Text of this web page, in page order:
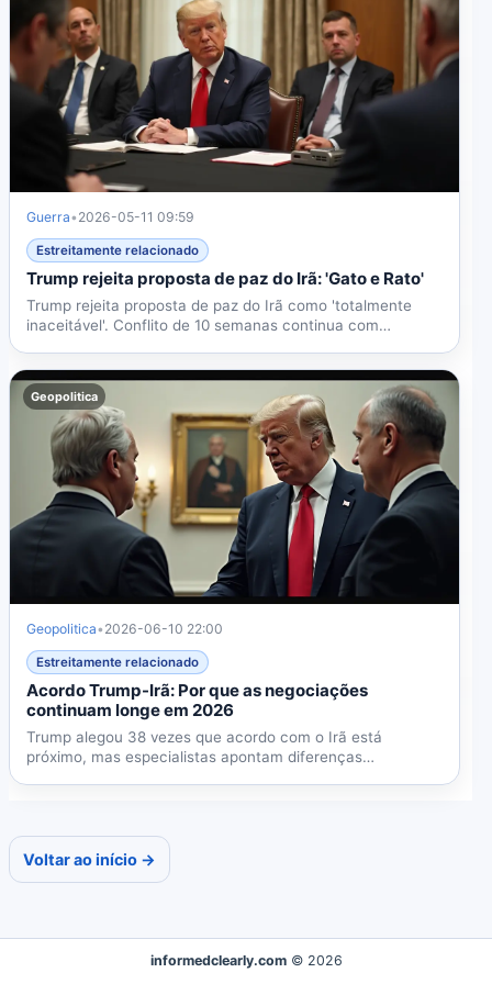
Guerra• 2026-05-11 09:59
Estreitamente relacionado
Trump rejeita proposta de paz do Irã: 'Gato e Rato'
Trump rejeita proposta de paz do Irã como 'totalmente
inaceitável'. Conflito de 10 semanas continua com
Geopolitica
Geopolitica• 2026-06-10 22:00
Estreitamente relacionado
Acordo Trump-Irã: Por que as negociações
continuam longe em 2026
Trump alegou 38 vezes que acordo com o Irã está
próximo, mas especialistas apontam diferenças
Voltar ao início →
informedclearly.com © 2026